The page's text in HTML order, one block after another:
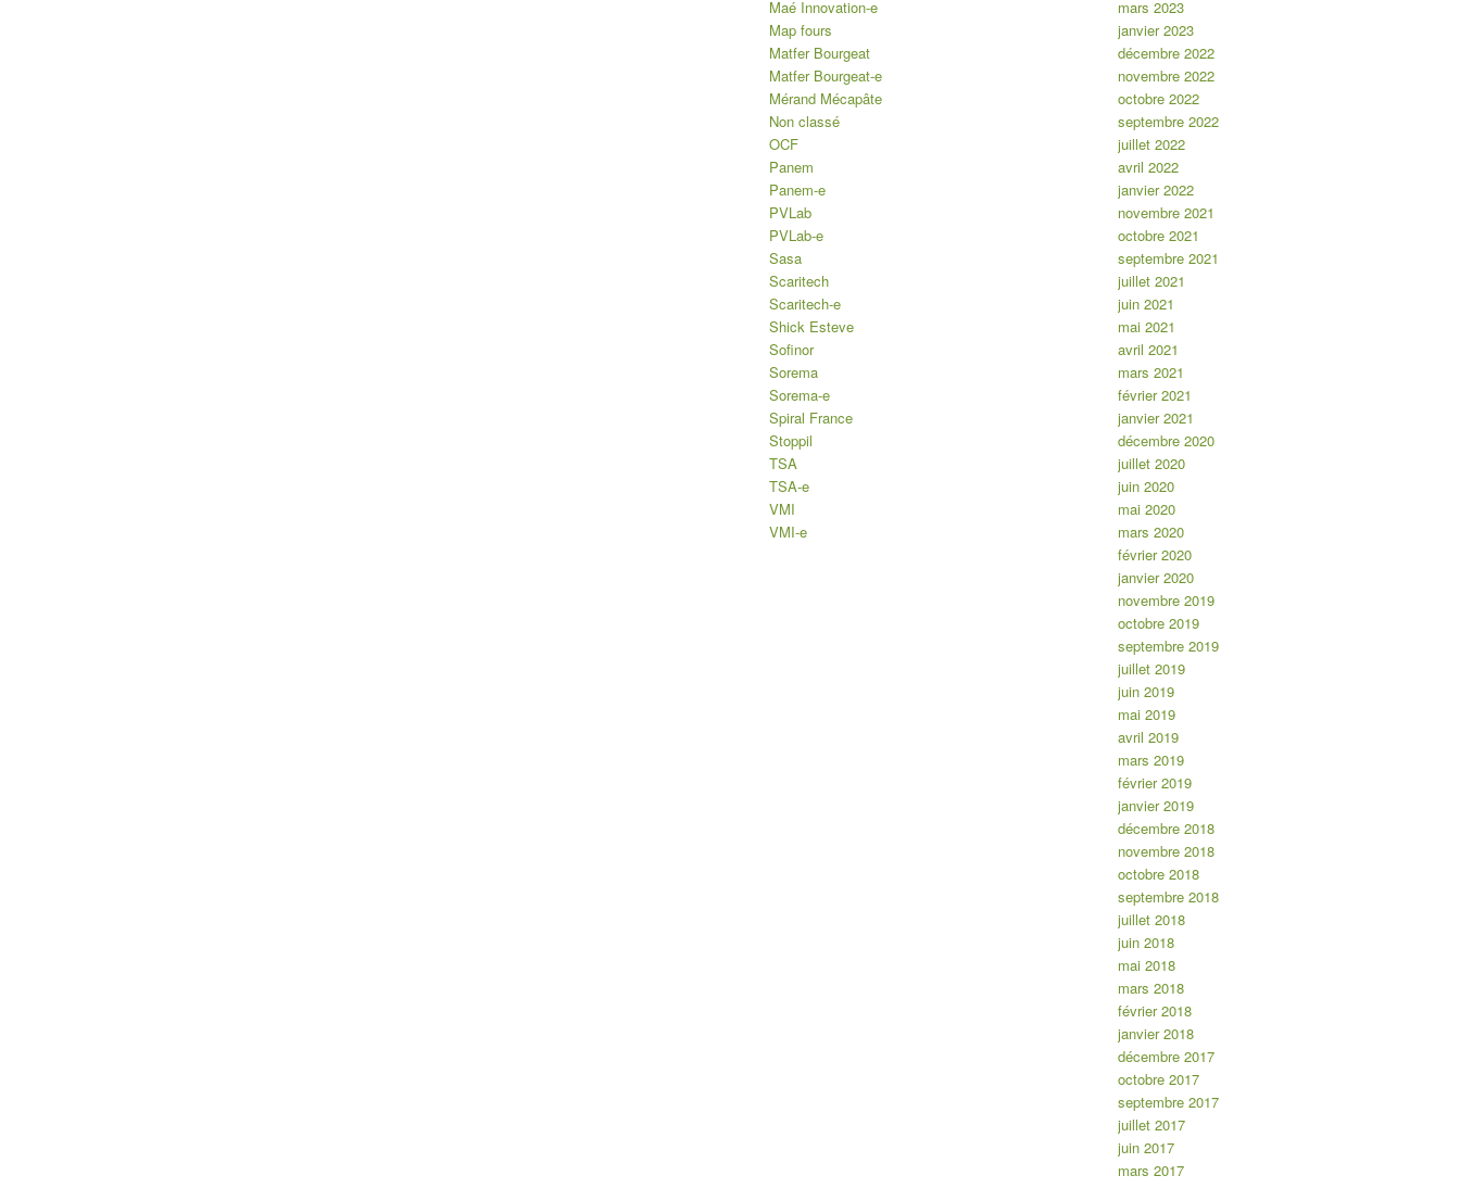
Maé Innovation-e
Map fours
Matfer Bourgeat
Matfer Bourgeat-e
Mérand Mécapâte
Non classé
OCF
Panem
Panem-e
PVLab
PVLab-e
Sasa
Scaritech
Scaritech-e
Shick Esteve
Sofinor
Sorema
Sorema-e
Spiral France
Stoppil
TSA
TSA-e
VMI
VMI-e
mars 2023
janvier 2023
décembre 2022
novembre 2022
octobre 2022
septembre 2022
juillet 2022
avril 2022
janvier 2022
novembre 2021
octobre 2021
septembre 2021
juillet 2021
juin 2021
mai 2021
avril 2021
mars 2021
février 2021
janvier 2021
décembre 2020
juillet 2020
juin 2020
mai 2020
mars 2020
février 2020
janvier 2020
novembre 2019
octobre 2019
septembre 2019
juillet 2019
juin 2019
mai 2019
avril 2019
mars 2019
février 2019
janvier 2019
décembre 2018
novembre 2018
octobre 2018
septembre 2018
juillet 2018
juin 2018
mai 2018
mars 2018
février 2018
janvier 2018
décembre 2017
octobre 2017
septembre 2017
juillet 2017
juin 2017
mars 2017